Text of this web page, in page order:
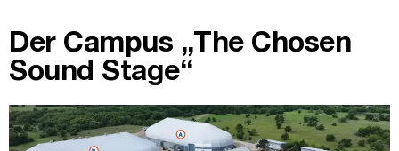
Der Campus „The Chosen
Sound Stage“